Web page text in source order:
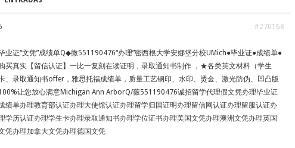
#270168
业证“文凭”成绩单Q◆微551190476“办理”密西根大学安娜堡分校UMich●毕业证●成绩单●
买真实【留信认证】一比一复刻在读证明，录取通知书制作 ，★各类英文材料（学生
、录取通知书offer，雅思托福成绩单，质量工艺钢印、水印、烫金、激光防伪、凹凸版
让您放心满意Michigan Ann ArborQ/薇551190476诚招留学代理假文凭办理毕业证
绩单办理教育部认证办理大使馆认证办理留学归国证明办理留信网认证办理留服认证办
学历认证办理学生卡办理录取通知书办理学位证书办理美国文凭办理澳洲文凭办理英国
凭办理加拿大文凭办理德国文凭